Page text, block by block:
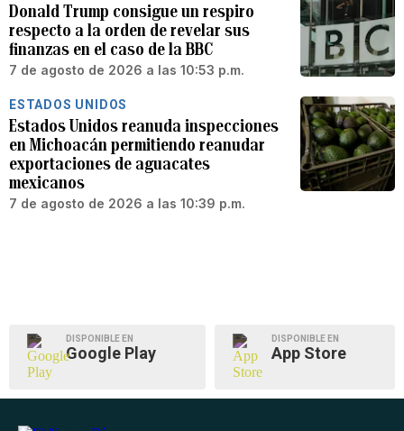
Donald Trump consigue un respiro
respecto a la orden de revelar sus
finanzas en el caso de la BBC
7 de agosto de 2026 a las 10:53 p.m.
ESTADOS UNIDOS
Estados Unidos reanuda inspecciones
en Michoacán permitiendo reanudar
exportaciones de aguacates
mexicanos
7 de agosto de 2026 a las 10:39 p.m.
DISPONIBLE EN
Google Play
DISPONIBLE EN
App Store